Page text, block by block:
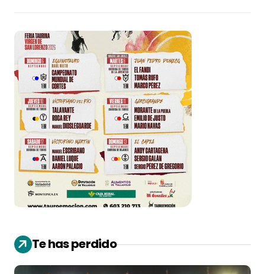
Te has perdido